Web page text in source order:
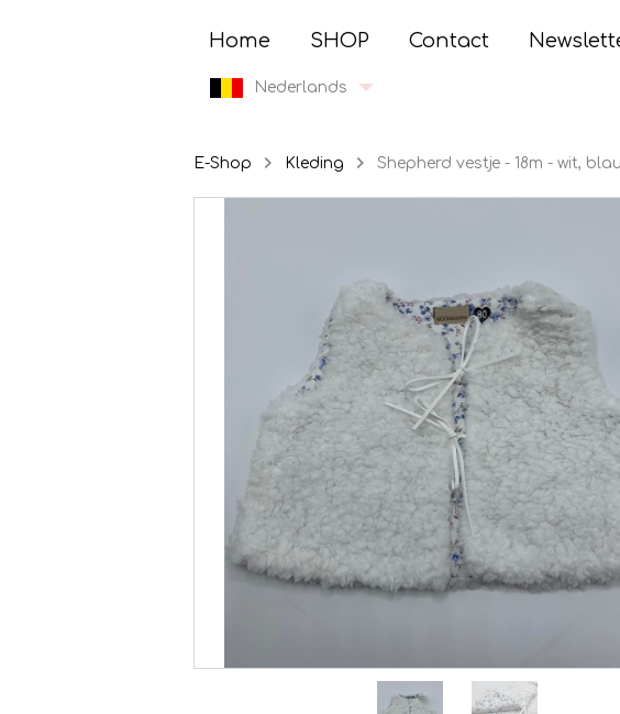
Nederlands
Home SHOP Contact
E-Shop Kleding Shepherd vestje - 18m - wit,